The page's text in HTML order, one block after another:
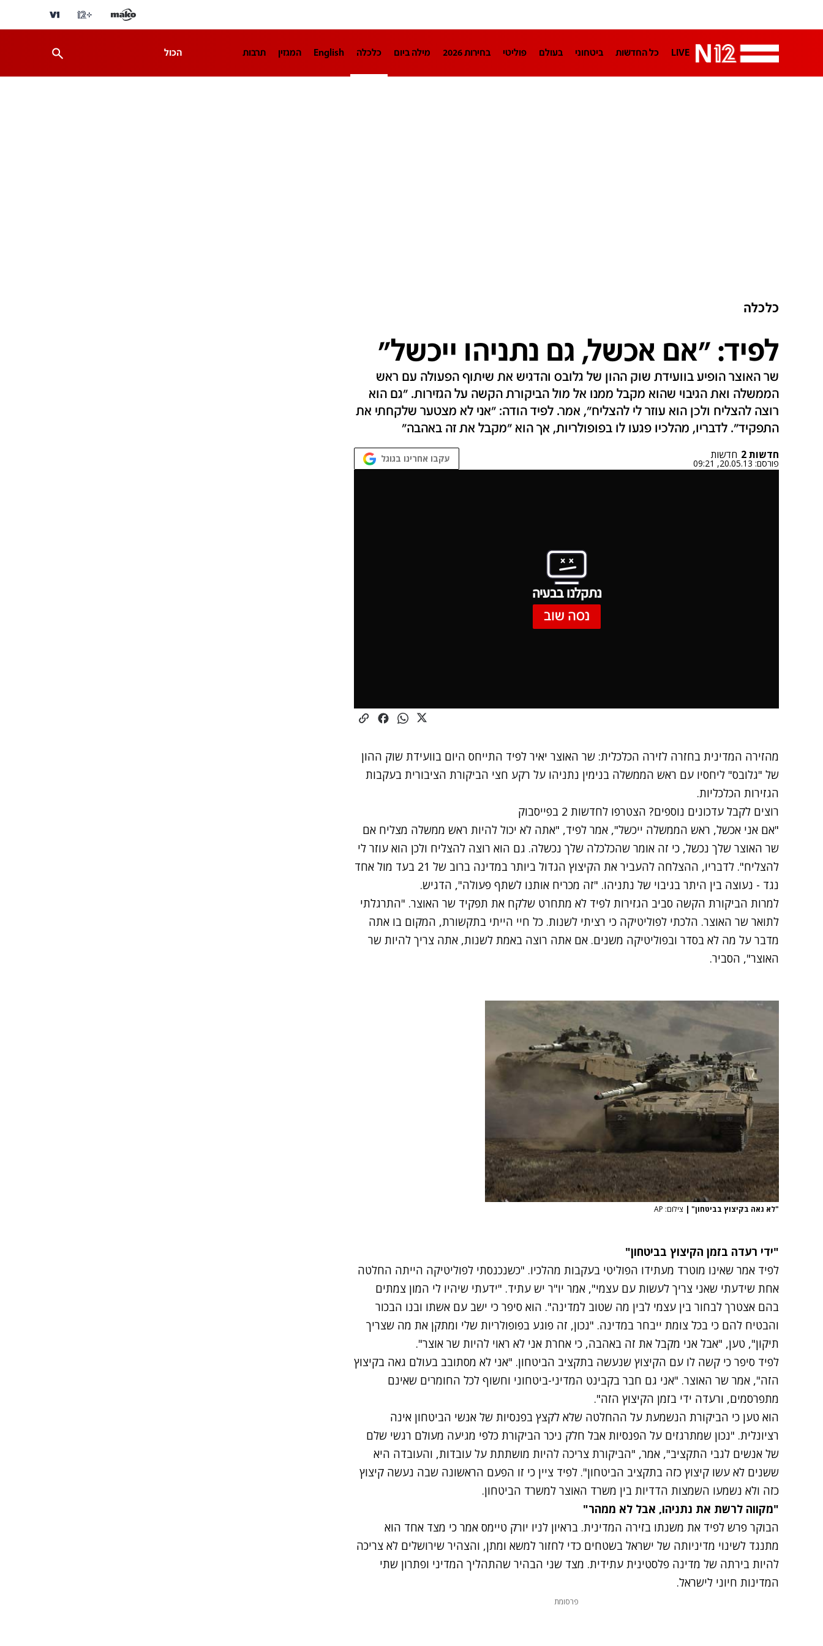
LIVE כל החדשות ביטחוני בעולם פוליטי בחירות 2026 מילה ביום כלכלה English המגזין תרבות הכול
כלכלה
לפיד: "אם אכשל, גם נתניהו ייכשל"
שר האוצר הופיע בוועידת שוק ההון של גלובס והדגיש את שיתוף הפעולה עם ראש
הממשלה ואת הגיבוי שהוא מקבל ממנו אל מול הביקורת הקשה על הגזירות. "גם הוא
רוצה להצליח ולכן הוא עוזר לי להצליח", אמר. לפיד הודה: "אני לא מצטער שלקחתי את
התפקיד". לדבריו, מהלכיו פגעו לו בפופולריות, אך הוא "מקבל את זה באהבה"
חדשות 2 חדשות
פורסם: 20.05.13, 09:21 עקבו אחרינו בגוגל
נתקלנו בבעיה
נסה שוב
מהזירה המדינית בחזרה לזירה הכלכלית: שר האוצר יאיר לפיד התייחס היום בוועידת שוק ההון
של "גלובס" ליחסיו עם ראש הממשלה בנימין נתניהו על רקע חצי הביקורת הציבורית בעקבות
הגזירות הכלכליות.
רוצים לקבל עדכונים נוספים? הצטרפו לחדשות 2 בפייסבוק
"אם אני אכשל, ראש הממשלה ייכשל", אמר לפיד, "אתה לא יכול להיות ראש ממשלה מצליח אם
שר האוצר שלך נכשל, כי זה אומר שהכלכלה שלך נכשלה. גם הוא רוצה להצליח ולכן הוא עוזר לי
להצליח". לדבריו, ההצלחה להעביר את הקיצוץ הגדול ביותר במדינה ברוב של 21 בעד מול אחד
נגד - נעוצה בין היתר בגיבוי של נתניהו. "זה מכריח אותנו לשתף פעולה", הדגיש.
למרות הביקורת הקשה סביב הגזירות לפיד לא מתחרט שלקח את תפקיד שר האוצר. "התרגלתי
לתואר שר האוצר. הלכתי לפוליטיקה כי רציתי לשנות. כל חיי הייתי בתקשורת, המקום בו אתה
מדבר על מה לא בסדר ובפוליטיקה משנים. אם אתה רוצה באמת לשנות, אתה צריך להיות שר
האוצר", הסביר.
"לא גאה בקיצוץ בביטחון" | צילום: AP
"ידי רעדה בזמן הקיצוץ בביטחון"
לפיד אמר שאינו מוטרד מעתידו הפוליטי בעקבות מהלכיו. "כשנכנסתי לפוליטיקה הייתה החלטה
אחת שידעתי שאני צריך לעשות עם עצמי", אמר יו"ר יש עתיד. "ידעתי שיהיו לי המון צמתים
בהם אצטרך לבחור בין עצמי לבין מה שטוב למדינה". הוא סיפר כי ישב עם אשתו ובנו הבכור
והבטיח להם כי בכל צומת ייבחר במדינה. "נכון, זה פוגע בפופולריות שלי ומתקן את מה שצריך
תיקון", טען, "אבל אני מקבל את זה באהבה, כי אחרת אני לא ראוי להיות שר אוצר".
לפיד סיפר כי קשה לו עם הקיצוץ שנעשה בתקציב הביטחון. "אני לא מסתובב בעולם גאה בקיצוץ
הזה", אמר שר האוצר. "אני גם חבר בקבינט המדיני-ביטחוני וחשוף לכל החומרים שאינם
מתפרסמים, ורעדה ידי בזמן הקיצוץ הזה".
הוא טען כי הביקורת הנשמעת על ההחלטה שלא לקצץ בפנסיות של אנשי הביטחון אינה
רציונלית. "נכון שמתרגזים על הפנסיות אבל חלק ניכר הביקורת כלפי מגיעה מעולם רגשי שלם
של אנשים לגבי התקציב", אמר, "הביקורת צריכה להיות מושתתת על עובדות, והעובדה היא
ששנים לא עשו קיצוץ כזה בתקציב הביטחון". לפיד ציין כי זו הפעם הראשונה שבה נעשה קיצוץ
כזה ולא נשמעו השמצות הדדיות בין משרד האוצר למשרד הביטחון.
"מקווה לרשת את נתניהו, אבל לא ממהר"
הבוקר פרש לפיד את משנתו בזירה המדינית. בראיון לניו יורק טיימס אמר כי מצד אחד הוא
מתנגד לשינוי מדיניותה של ישראל בשטחים כדי לחזור למשא ומתן, והצהיר שירושלים לא צריכה
להיות בירתה של מדינה פלסטינית עתידית. מצד שני הבהיר שהתהליך המדיני ופתרון שתי
המדינות חיוני לישראל.
פרסומת